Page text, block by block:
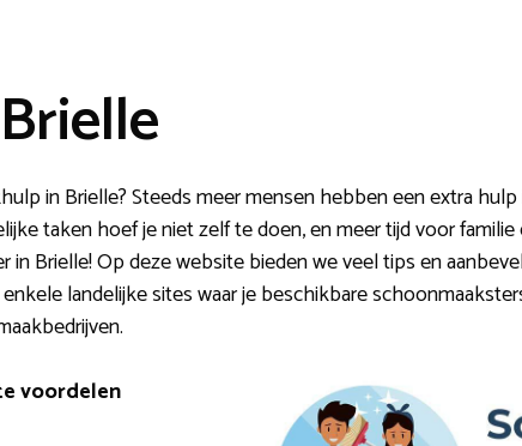
in Brielle? Steeds meer mensen hebben een extra
taken hoef je niet zelf te doen, en meer tijd voor familie
Brielle! Op deze website bieden we veel tips en
landelijke sites waar je beschikbare
voordelen